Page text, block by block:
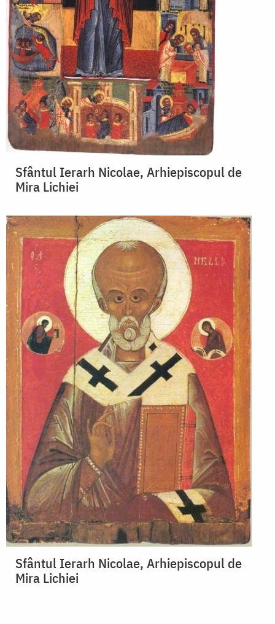
Sfântul Ierarh Nicolae, Arhiepiscopul de
Mira Lichiei
Sfântul Ierarh Nicolae, Arhiepiscopul de
Mira Lichiei